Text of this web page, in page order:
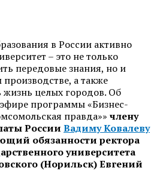
в России активно
– это не только
передовые знания, но и
а также
жизнь целых городов. Об
эфире программы «Бизнес-
правда»» члену
России Вадиму Ковалеву
обязанности ректора
университета
(Норильск) Евгений